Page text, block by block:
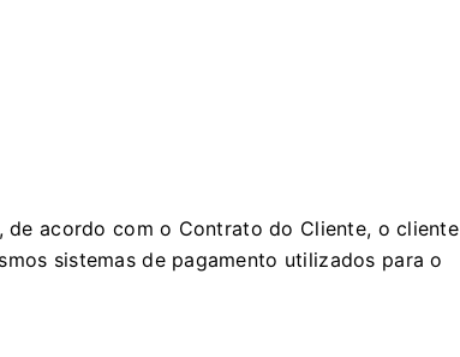
de acordo com o Contrato do Cliente, o cliente
sistemas de pagamento utilizados para o